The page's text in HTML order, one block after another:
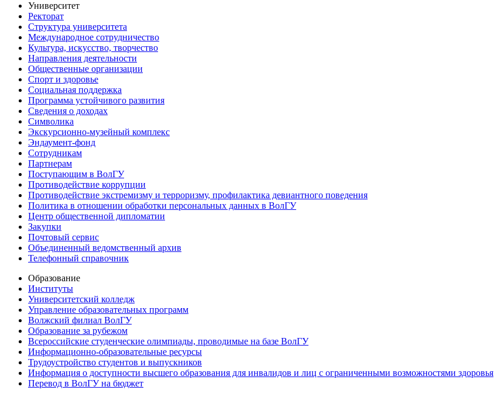
Университет
Ректорат
Структура университета
Международное сотрудничество
Культура, искусство, творчество
Направления деятельности
Общественные организации
Спорт и здоровье
Социальная поддержка
Программа устойчивого развития
Сведения о доходах
Символика
Экскурсионно-музейный комплекс
Эндаумент-фонд
Сотрудникам
Партнерам
Поступающим в ВолГУ
Противодействие коррупции
Противодействие экстремизму и терроризму, профилактика девиантного поведения
Политика в отношении обработки персональных данных в ВолГУ
Центр общественной дипломатии
Закупки
Почтовый сервис
Объединенный ведомственный архив
Телефонный справочник
Образование
Институты
Университетский колледж
Управление образовательных программ
Волжский филиал ВолГУ
Образование за рубежом
Всероссийские студенческие олимпиады, проводимые на базе ВолГУ
Информационно-образовательные ресурсы
Трудоустройство студентов и выпускников
Информация о доступности высшего образования для инвалидов и лиц с ограниченными возможностями здоровья
Перевод в ВолГУ на бюджет